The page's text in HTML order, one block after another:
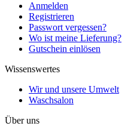
Anmelden
Registrieren
Passwort vergessen?
Wo ist meine Lieferung?
Gutschein einlösen
Wissenswertes
Wir und unsere Umwelt
Waschsalon
Über uns